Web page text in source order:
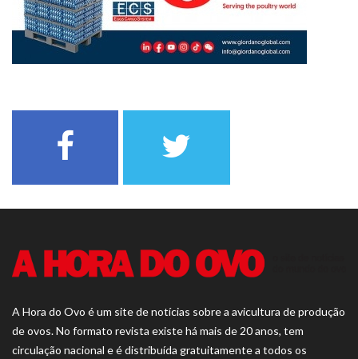
A Hora do Ovo é um site de notícias sobre a avicultura de produção
de ovos. No formato revista existe há mais de 20 anos, tem
circulação nacional e é distribuída gratuitamente a todos os